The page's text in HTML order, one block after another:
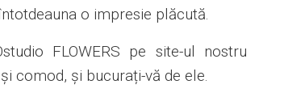
o impresie plăcută.
FLOWERS pe site-ul nostru
comod, și bucurați-vă de ele.